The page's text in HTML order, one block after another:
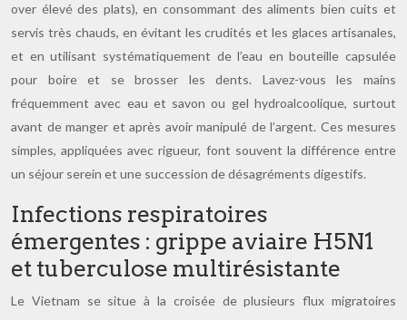
over élevé des plats), en consommant des aliments bien cuits et
servis très chauds, en évitant les crudités et les glaces artisanales,
et en utilisant systématiquement de l’eau en bouteille capsulée
pour boire et se brosser les dents. Lavez-vous les mains
fréquemment avec eau et savon ou gel hydroalcoolique, surtout
avant de manger et après avoir manipulé de l’argent. Ces mesures
simples, appliquées avec rigueur, font souvent la différence entre
un séjour serein et une succession de désagréments digestifs.
Infections respiratoires
émergentes : grippe aviaire H5N1
et tuberculose multirésistante
Le Vietnam se situe à la croisée de plusieurs flux migratoires